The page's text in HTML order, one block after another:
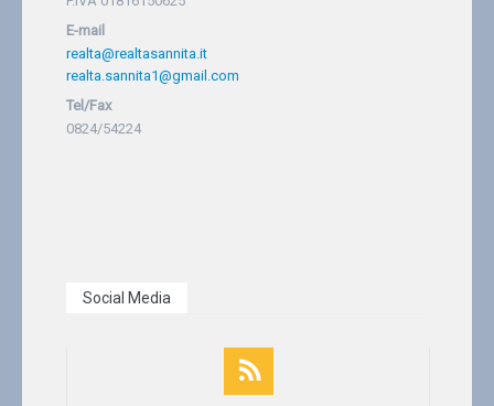
E-mail
realta@realtasannita.it
realta.sannita1@gmail.com
Tel/Fax
0824/54224
Social Media